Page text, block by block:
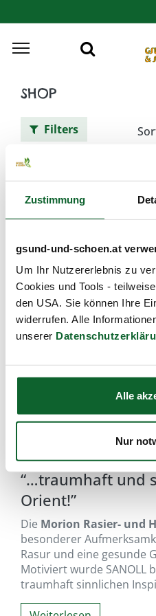
Zustimmung
gsund-und-schoen.at
Um Ihr Nutzererlebnis zu
Cookies und Tools -
den USA. Sie können Ihre
widerrufen. Alle
unserer
Alle
Nur
SHOP
Filters
Tag :
SANOLL Morion
“…traumhaft und
Orient!”
Die Morion Rasier- und
besonderer
Rasur und eine gesunde
Motiviert wurde SANOLL
traumhaft sinnlichen